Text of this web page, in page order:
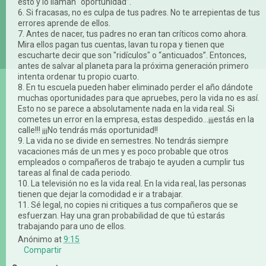
esto y lo llaman “oportunidad”.
6. Si fracasas, no es culpa de tus padres. No te arrepientas de tus
errores aprende de ellos.
7. Antes de nacer, tus padres no eran tan críticos como ahora.
Mira ellos pagan tus cuentas, lavan tu ropa y tienen que
escucharte decir que son "ridículos" o “anticuados”. Entonces,
antes de salvar al planeta para la próxima generación primero
intenta ordenar tu propio cuarto.
8. En tu escuela pueden haber eliminado perder el año dándote
muchas oportunidades para que apruebes, pero la vida no es así.
Esto no se parece a absolutamente nada en la vida real. Si
cometes un error en la empresa, estas despedido...¡¡¡estás en la
calle!!! ¡¡¡No tendrás más oportunidad!!
9. La vida no se divide en semestres. No tendrás siempre
vacaciones más de un mes y es poco probable que otros
empleados o compañeros de trabajo te ayuden a cumplir tus
tareas al final de cada periodo.
10. La televisión no es la vida real. En la vida real, las personas
tienen que dejar la comodidad e ir a trabajar.
11. Sé legal, no copies ni critiques a tus compañeros que se
esfuerzan. Hay una gran probabilidad de que tú estarás
trabajando para uno de ellos.
Anónimo at9:15
Compartir